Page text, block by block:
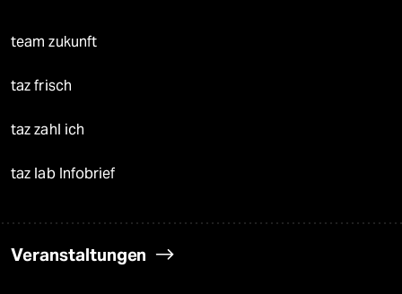
team zukunft
taz frisch
taz zahl ich
taz lab Infobrief
Veranstaltungen